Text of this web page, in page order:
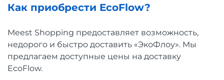
Как приобрести EcoFlow?
Meest Shopping предоставляет возможность,
недорого и быстро доставить «ЭкоФлоу». Мы
предлагаем доступные цены на доставку
EcoFlow.